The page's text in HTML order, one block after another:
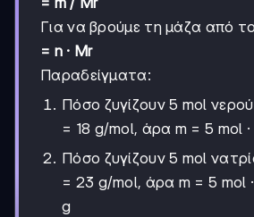
Για να βρούμε τη μάζα από
= n · Mr
Παραδείγματα:
Πόσο ζυγίζουν 5 mol
= 18 g/mol, άρα m = 5 mol
Πόσο ζυγίζουν 5 mol
= 23 g/mol, άρα m = 5 mol
g